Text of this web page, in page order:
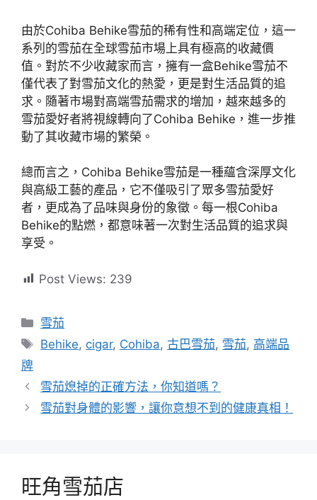
由於Cohiba Behike雪茄的稀有性和高端定位，這一
系列的雪茄在全球雪茄市場上具有極高的收藏價
值。對於不少收藏家而言，擁有一盒Behike雪茄不
僅代表了對雪茄文化的熱愛，更是對生活品質的追
求。隨著市場對高端雪茄需求的增加，越來越多的
雪茄愛好者將視線轉向了Cohiba Behike，進一步推
動了其收藏市場的繁榮。
總而言之，Cohiba Behike雪茄是一種蘊含深厚文化
與高級工藝的產品，它不僅吸引了眾多雪茄愛好
者，更成為了品味與身份的象徵。每一根Cohiba
Behike的點燃，都意味著一次對生活品質的追求與
享受。
Post Views: 239
分
類
雪茄
標
Behike, cigar, Cohiba, 古巴雪茄, 雪茄, 高端品
牌
雪茄熄掉的正確方法，你知道嗎？
雪茄對身體的影響，讓你意想不到的健康真相！
旺角雪茄店